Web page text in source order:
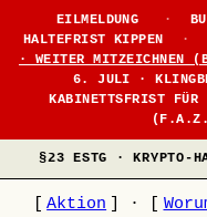
EILMELDUNG ·
HALTEFRIST KIPPEN
·
· WEITER
6. JULI ·
KABINETTSFRIST FÜR
§23 ESTG · KRYPTO-
Aktion ·